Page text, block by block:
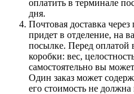
оплатить в терминале
дня.
Почтовая доставка
придет в отделение, на
посылке. Перед оплатой
коробки: вес,
самостоятельно вы
Один заказ может
его стоимость не